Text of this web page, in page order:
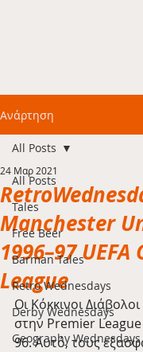
Ανάρτηση
All Posts
Tales
Free Beer
Barman Tales
Retro Wednesdays
Derby Wednesdays
Geography Wednesdays
All Posts
Manchester
1996–97
League
24 Μαρ 2021
Οι Κόκκινοι
στην Premier
96. Αυτό, τους